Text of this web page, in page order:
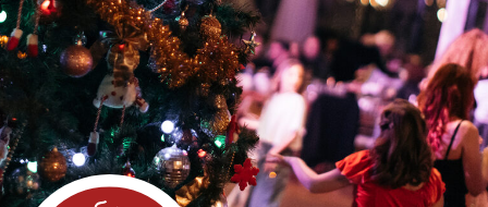
Программа
Нового года!